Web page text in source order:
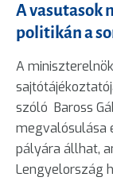
A vasutasok
politikán a
A
szóló Baross
megvalósulása
pályára állhat,
Lengyelország